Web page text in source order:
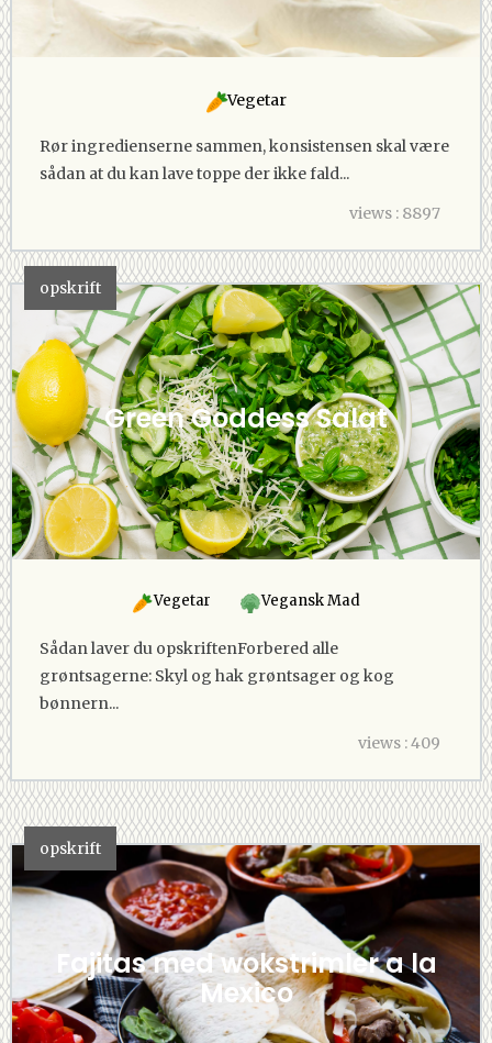
Vegetar
Rør ingredienserne sammen, konsistensen skal være
sådan at du kan lave toppe der ikke fald...
views : 8897
opskrift
Green Goddess Salat
Vegetar Vegansk Mad
Sådan laver du opskriftenForbered alle
grøntsagerne: Skyl og hak grøntsager og kog
bønnern...
views : 409
opskrift
Fajitas med wokstrimler a la
Mexico